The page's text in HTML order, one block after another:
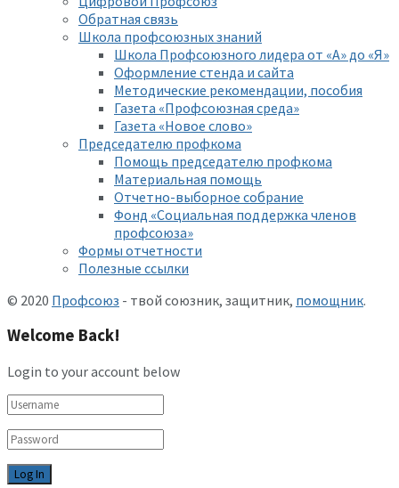
Обратная связь
Школа профсоюзных знаний
Школа Профсоюзного лидера от «А» до «Я»
Оформление стенда и сайта
Методические рекомендации, пособия
Газета «Профсоюзная среда»
Газета «Новое слово»
Председателю профкома
Помощь председателю профкома
Материальная помощь
Отчетно-выборное собрание
Фонд «Социальная поддержка членов
профсоюза»
Формы отчетности
Полезные ссылки
© 2020 Профсоюз - твой союзник, защитник, помощник.
Welcome Back!
Login to your account below